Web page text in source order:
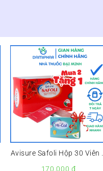
Avisure Safoli Hộp 30 Viên –
170.000₫